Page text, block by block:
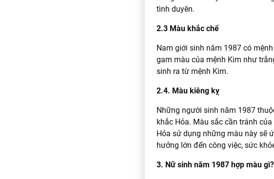
tình duyên.
2.3 Màu khắc chế
Nam giới sinh năm 1987 có
gam màu của mệnh Kim như
sinh ra từ mệnh Kim.
2.4. Màu kiêng kỵ
Những người sinh năm 1987
khắc Hỏa. Màu sắc cần tránh
Hỏa sử dụng những màu này sẽ
hưởng lớn đến công việc, sức
3. Nữ sinh năm 1987 hợp màu gì?